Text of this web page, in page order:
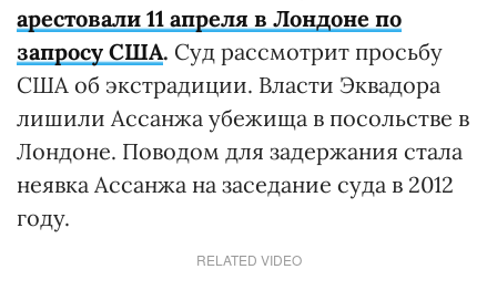
арестовали 11 апреля в Лондоне по
запросу США. Суд рассмотрит просьбу
США об экстрадиции. Власти Эквадора
лишили Ассанжа убежища в посольстве в
Лондоне. Поводом для задержания стала
неявка Ассанжа на заседание суда в 2012
году.
RELATED VIDEO